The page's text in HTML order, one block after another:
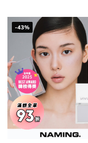
-43%